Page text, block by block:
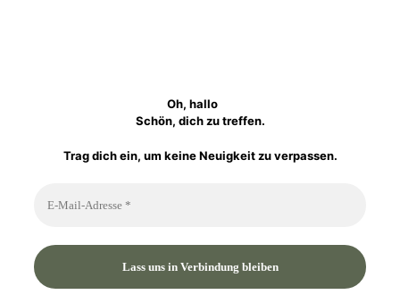
Oh, hallo
Schön, dich zu treffen.
Trag dich ein, um keine Neuigkeit zu verpassen.